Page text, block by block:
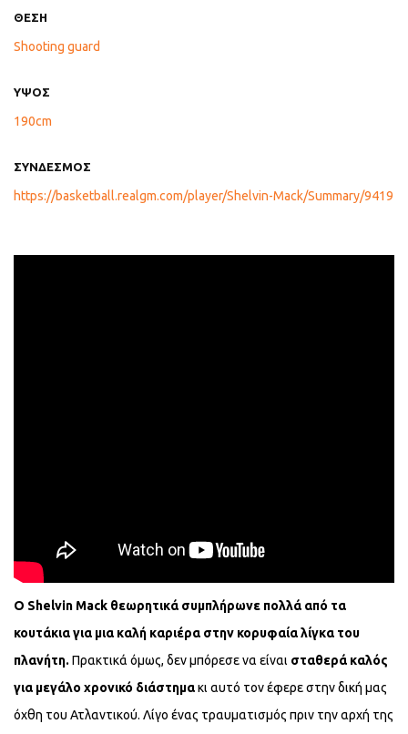
ΘΕΣΗ
Shooting guard
ΥΨΟΣ
190cm
ΣΥΝΔΕΣΜΟΣ
https://basketball.realgm.com/player/Shelvin-Mack/Summary/9419
Ο Shelvin Mack θεωρητικά συμπλήρωνε πολλά από τα
κουτάκια για μια καλή καριέρα στην κορυφαία λίγκα του
πλανήτη. Πρακτικά όμως, δεν μπόρεσε να είναι σταθερά καλός
για μεγάλο χρονικό διάστημακι αυτό τον έφερε στην δική μας
όχθη του Ατλαντικού. Λίγο ένας τραυματισμός πριν την αρχή της